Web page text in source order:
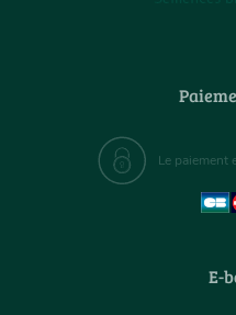
Le paiement
E-